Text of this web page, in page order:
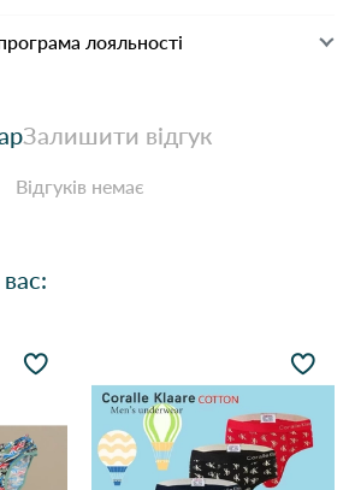
лояльності
Залишити відгук
Відгуків немає